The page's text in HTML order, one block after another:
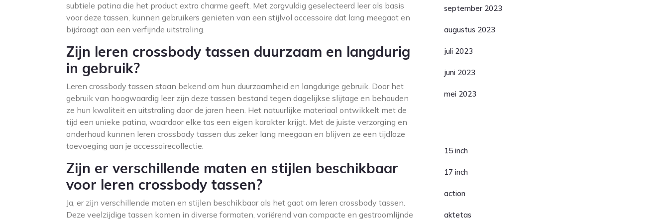
subtiele patina die het product extra charme geeft. Met zorgvuldig geselecteerd leer als basis
voor deze tassen, kunnen gebruikers genieten van een stijlvol accessoire dat lang meegaat en
bijdraagt aan een verfijnde uitstraling.
Zijn leren crossbody tassen duurzaam en langdurig
in gebruik?
Leren crossbody tassen staan bekend om hun duurzaamheid en langdurige gebruik. Door het
gebruik van hoogwaardig leer zijn deze tassen bestand tegen dagelijkse slijtage en behouden
ze hun kwaliteit en uitstraling door de jaren heen. Het natuurlijke materiaal ontwikkelt met de
tijd een unieke patina, waardoor elke tas een eigen karakter krijgt. Met de juiste verzorging en
onderhoud kunnen leren crossbody tassen dus zeker lang meegaan en blijven ze een tijdloze
toevoeging aan je accessoirecollectie.
Zijn er verschillende maten en stijlen beschikbaar
voor leren crossbody tassen?
Ja, er zijn verschillende maten en stijlen beschikbaar als het gaat om leren crossbody tassen.
Deze veelzijdige tassen komen in diverse formaten, variërend van compacte en gestroomlijnde
september 2023
augustus 2023
juli 2023
juni 2023
mei 2023
15 inch
17 inch
action
aktetas